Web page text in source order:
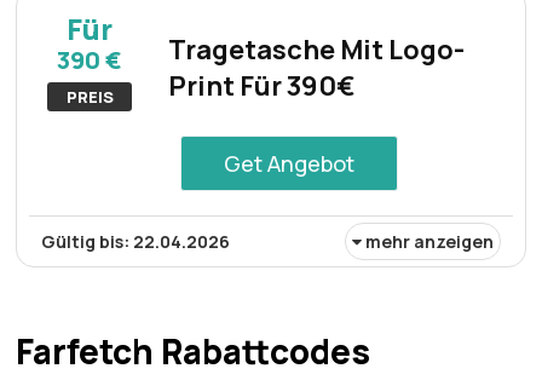
Transport wichtiger Dinge und kombiniert Funktionalität
mit modischem Design, perfekt für den täglichen
Gebrauch oder besondere Anlässe.
Für
390 €
PREIS
Tragetasche Mit Logo-
Print Für 390€
Get Angebot
Gültig bis: 22.04.2026 mehr anzeigen
Tragetasche mit zeitlosem Logo-Print-Design. Perfekt
für alltägliche Eleganz und den Luxus, das Wesentliche
Farfetch Rabattcodes